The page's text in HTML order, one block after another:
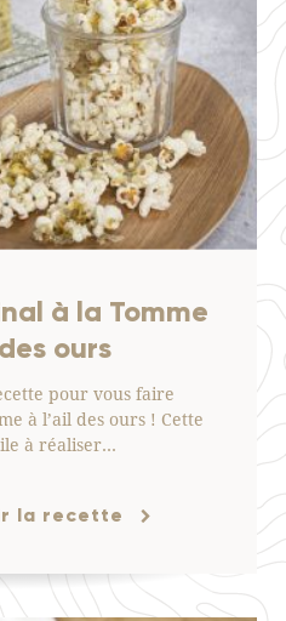
à la Tomme
ours
pour vous faire
à l’ail des ours ! Cette
à réaliser…
la recette